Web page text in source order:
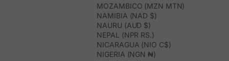
MOZAMBICO (MZN MTN)
NAMIBIA (NAD $)
NAURU (AUD $)
NEPAL (NPR RS.)
NICARAGUA (NIO C$)
NIGERIA (NGN ₦)